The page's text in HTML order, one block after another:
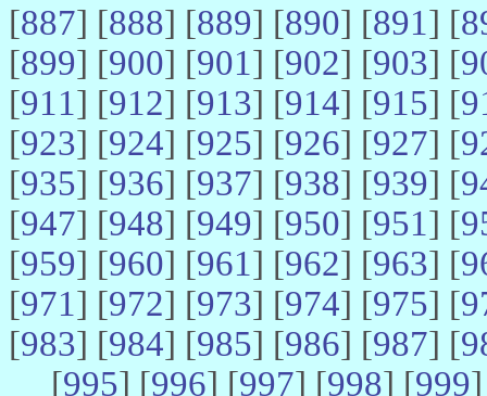
[887] [888] [889] [890] [891] [
[899] [900] [901] [902] [903] [
[911] [912] [913] [914] [915] [
[923] [924] [925] [926] [927] [
[935] [936] [937] [938] [939] [
[947] [948] [949] [950] [951] [
[959] [960] [961] [962] [963] [
[971] [972] [973] [974] [975] [
[983] [984] [985] [986] [987] [
[995] [996] [997] [998] [999